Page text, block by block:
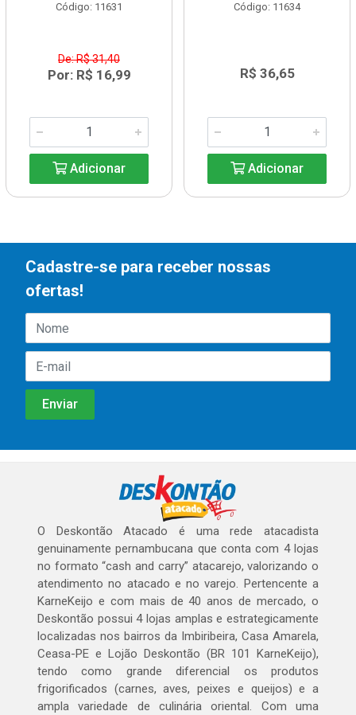
Código: 11631
De: R$ 31,40
Por: R$ 16,99
Adicionar
Código: 11634
R$ 36,65
Adicionar
Cadastre-se para receber nossas
ofertas!
O Deskontão Atacado é uma rede atacadista
genuinamente pernambucana que conta com 4 lojas
no formato “cash and carry” atacarejo, valorizando o
atendimento no atacado e no varejo. Pertencente a
KarneKeijo e com mais de 40 anos de mercado, o
Deskontão possui 4 lojas amplas e estrategicamente
localizadas nos bairros da Imbiribeira, Casa Amarela,
Ceasa-PE e Lojão Deskontão (BR 101 KarneKeijo),
tendo como grande diferencial os produtos
frigorificados (carnes, aves, peixes e queijos) e a
ampla variedade de culinária oriental. Com uma